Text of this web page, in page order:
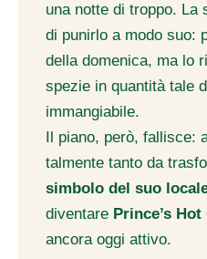
una notte di troppo. La
di punirlo a modo suo:
della domenica, ma lo
spezie in quantità tale
immangiabile.
Il piano, però, fallisce:
talmente tanto da
simbolo del suo
diventare Prince’s
ancora oggi attivo.